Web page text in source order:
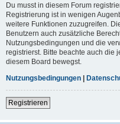
Du musst in diesem Forum
Registrierung ist in wenigen
weitere Funktionen zuzugreifen.
Benutzern auch zusätzliche
Nutzungsbedingungen und die
registrierst. Bitte beachte auch die
diesem Board bewegst.
Nutzungsbedingungen |
Registrieren